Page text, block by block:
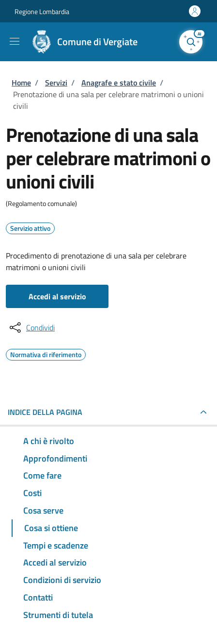
Regione Lombardia
Comune di Vergiate
AI
Briciole di pane
Home / Servizi / Anagrafe e stato civile /
Prenotazione di una sala per celebrare matrimoni o unioni
civili
Prenotazione di una sala
per celebrare matrimoni o
unioni civili
(Regolamento comunale)
Servizio attivo
Procedimento di prenotazione di una sala per celebrare
matrimoni o unioni civili
Accedi al servizio
Condividi
Normativa di riferimento
INDICE DELLA PAGINA
A chi è rivolto
Approfondimenti
Come fare
Costi
Cosa serve
Cosa si ottiene
Tempi e scadenze
Accedi al servizio
Condizioni di servizio
Contatti
Strumenti di tutela